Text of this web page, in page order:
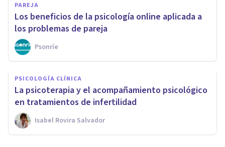
PAREJA
Los beneficios de la psicología online aplicada a
los problemas de pareja
Psonríe
PSICOLOGÍA CLÍNICA
La psicoterapia y el acompañamiento psicológico
en tratamientos de infertilidad
Isabel Rovira Salvador